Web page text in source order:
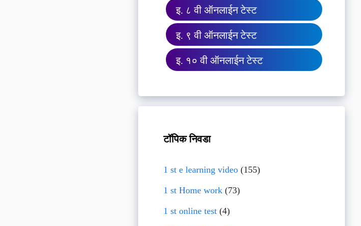
इ. ८ वी ऑनलाईन टेस्ट
इ. ९ वी ऑनलाईन टेस्ट
इ. १० वी ऑनलाईन टेस्ट
टॉपिक निवडा
1 st e learning video(155)
1 st Home work(73)
1 st online test(4)